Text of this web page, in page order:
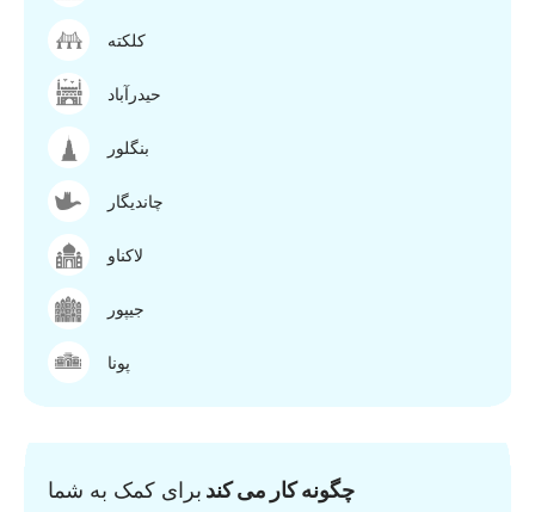
کلکته
حیدرآباد
بنگلور
چاندیگار
لاکناو
جیپور
پونا
چگونه کار می کند برای کمک به شما